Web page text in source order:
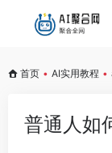
首页 • AI实用教程 •
普通人如